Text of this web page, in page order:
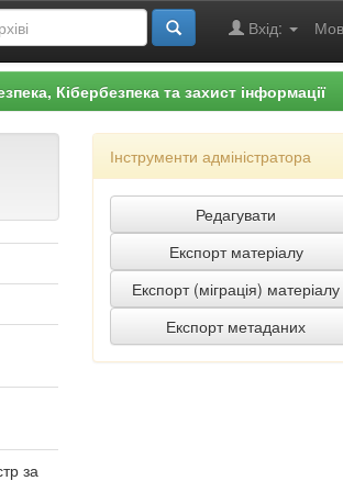
Вхід:
Кібербезпека та захист інформації
за
Інструменти адміністратора